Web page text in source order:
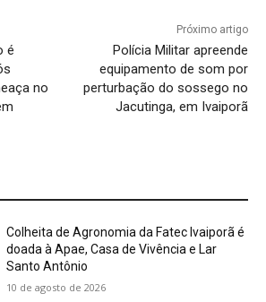
é
no
Próximo artigo
Polícia Militar apreende
equipamento de som por
perturbação do sossego no
Jacutinga, em Ivaiporã
Colheita de Agronomia da Fatec Ivaiporã é
doada à Apae, Casa de Vivência e Lar
Santo Antônio
10 de agosto de 2026